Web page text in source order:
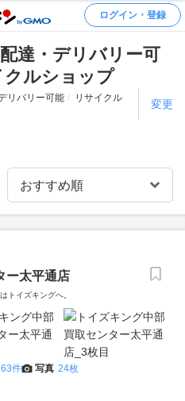
ログイン・登録
達・デリバリー可
ルショップ
リバリー可能
リサイクル
変更
ー太平通店
トイズキングへ。‎
件 写真 24枚